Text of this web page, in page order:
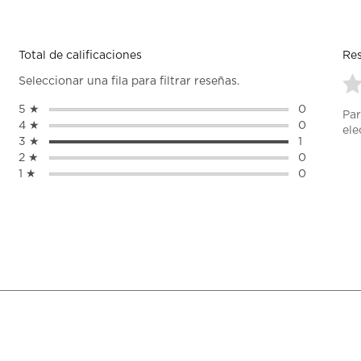
Total de calificaciones
Seleccionar una fila para filtrar reseñas.
5 ★ estrellas
0
0 reseñas
4 ★ estrellas
0
0 reseñas
3 ★ estrellas
1
1 reseña
2 ★ estrellas
0
0 reseñas
1 ★ estrellas
0